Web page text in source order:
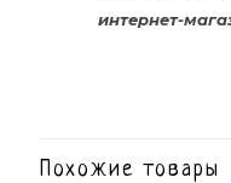
интернет-
Похожие товары